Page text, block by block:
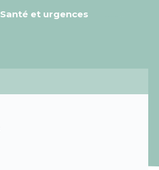
Santé et urgences